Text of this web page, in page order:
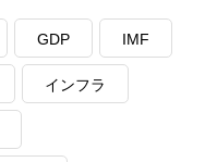
GDP IMF
インフラ